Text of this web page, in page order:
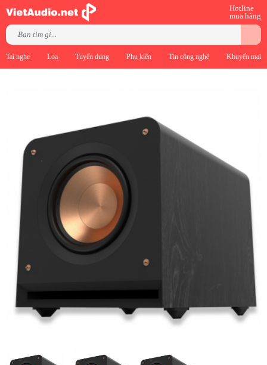
Hotline
mua hàng
Tai nghe Loa Tuyển dụng Phụ kiện Tin công nghệ Khuyến mại